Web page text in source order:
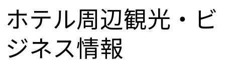
ホテル周辺観光‧ビ
ジネス情報